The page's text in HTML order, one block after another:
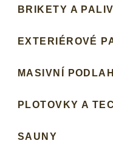
BRIKETY A
EXTERIÉROVÉ
MASIVNÍ
PLOTOVKY A
SAUNY